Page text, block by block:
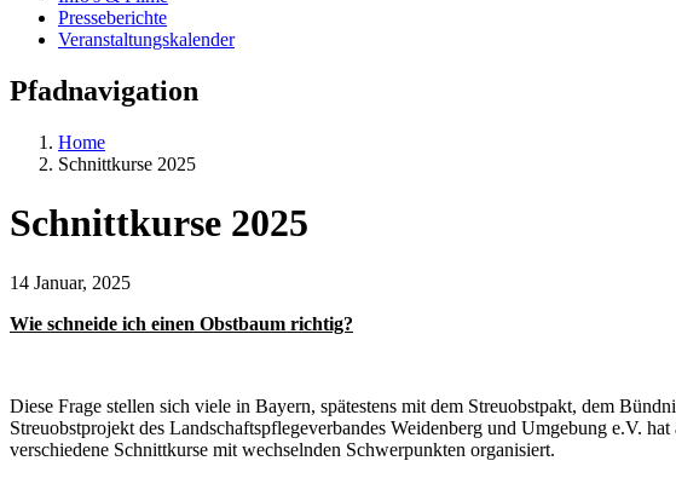
Presseberichte
Veranstaltungskalender
Pfadnavigation
Home
Schnittkurse 2025
Schnittkurse 2025
14 Januar, 2025
Wie schneide ich einen Obstbaum richtig?
Diese Frage stellen sich viele in Bayern, spätestens mit dem Streuobstpakt, dem
Streuobstprojekt des Landschaftspflegeverbandes Weidenberg und Umgebung e.V.
verschiedene Schnittkurse mit wechselnden Schwerpunkten organisiert.